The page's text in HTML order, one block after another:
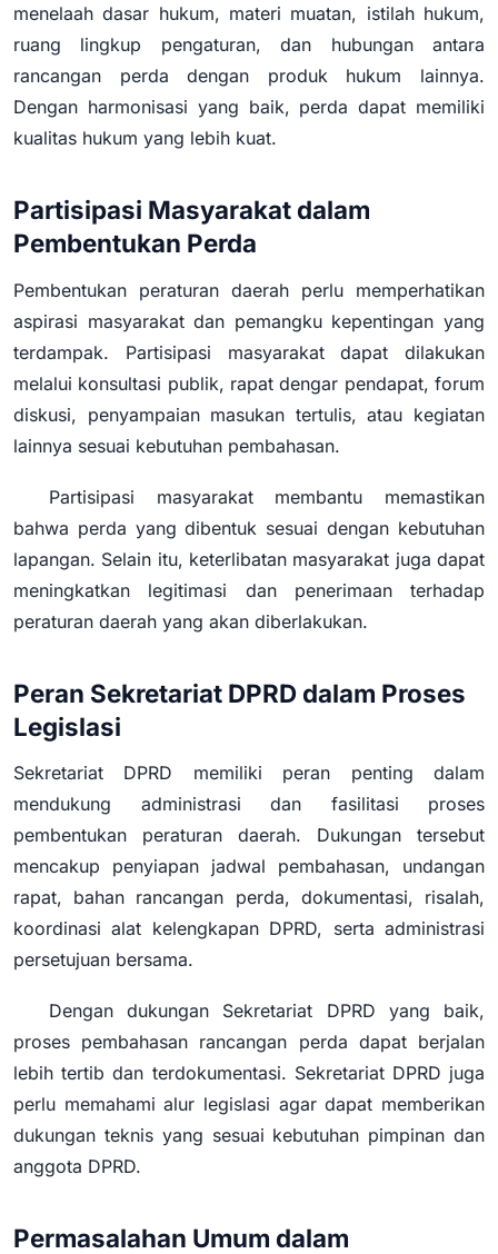
menelaah dasar hukum, materi muatan, istilah hukum,
ruang lingkup pengaturan, dan hubungan antara
rancangan perda dengan produk hukum lainnya.
Dengan harmonisasi yang baik, perda dapat memiliki
kualitas hukum yang lebih kuat.
Partisipasi Masyarakat dalam
Pembentukan Perda
Pembentukan peraturan daerah perlu memperhatikan
aspirasi masyarakat dan pemangku kepentingan yang
terdampak. Partisipasi masyarakat dapat dilakukan
melalui konsultasi publik, rapat dengar pendapat, forum
diskusi, penyampaian masukan tertulis, atau kegiatan
lainnya sesuai kebutuhan pembahasan.
Partisipasi masyarakat membantu memastikan
bahwa perda yang dibentuk sesuai dengan kebutuhan
lapangan. Selain itu, keterlibatan masyarakat juga dapat
meningkatkan legitimasi dan penerimaan terhadap
peraturan daerah yang akan diberlakukan.
Peran Sekretariat DPRD dalam Proses
Legislasi
Sekretariat DPRD memiliki peran penting dalam
mendukung administrasi dan fasilitasi proses
pembentukan peraturan daerah. Dukungan tersebut
mencakup penyiapan jadwal pembahasan, undangan
rapat, bahan rancangan perda, dokumentasi, risalah,
koordinasi alat kelengkapan DPRD, serta administrasi
persetujuan bersama.
Dengan dukungan Sekretariat DPRD yang baik,
proses pembahasan rancangan perda dapat berjalan
lebih tertib dan terdokumentasi. Sekretariat DPRD juga
perlu memahami alur legislasi agar dapat memberikan
dukungan teknis yang sesuai kebutuhan pimpinan dan
anggota DPRD.
Permasalahan Umum dalam